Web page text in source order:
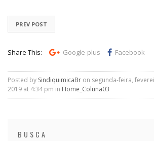
PREV POST
Share This: Google-plus Facebook
Posted by SindiquimicaBr on segunda-feira,
2019 at 4:34 pm in Home_Coluna03
BUSCA